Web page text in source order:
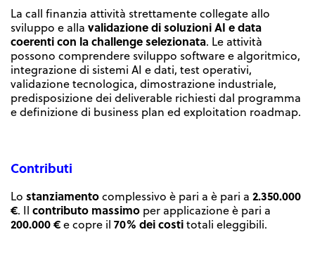
La call finanzia attività strettamente collegate allo
sviluppo e alla validazione di soluzioni AI e data
coerenti con la challenge selezionata. Le attività
possono comprendere sviluppo software e algoritmico,
integrazione di sistemi AI e dati, test operativi,
validazione tecnologica, dimostrazione industriale,
predisposizione dei deliverable richiesti dal programma
e definizione di business plan ed exploitation roadmap.
Contributi
Lo stanziamentocomplessivo è pari a è pari a 2.350.000
€. Il contributo massimo per applicazione è pari a
200.000 €e copre il 70% dei costitotali eleggibili.